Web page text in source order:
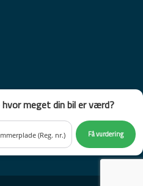
hvor meget din bil er værd?
(Reg. nr.) Få vurdering